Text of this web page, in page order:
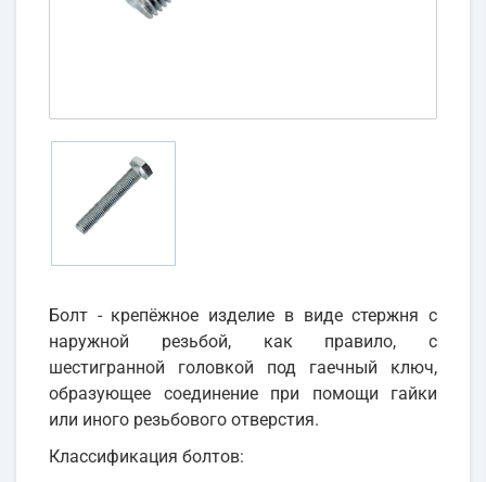
Болт - крепёжное изделие в виде стержня с
наружной резьбой, как правило, с
шестигранной головкой под гаечный ключ,
образующее соединение при помощи гайки
или иного резьбового отверстия.
Классификация болтов: